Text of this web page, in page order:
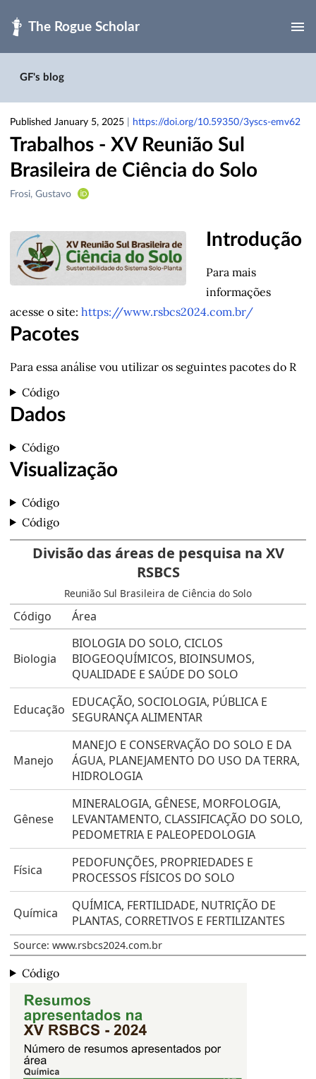
GF's blog
Published January 5, 2025 https://doi.org/10.59350/3yscs-emv62
Trabalhos - XV Reunião Sul
Brasileira de Ciência do Solo
Creators
Frosi, Gustavo
Introdução
Para mais
informações
acesse o site: https://www.rsbcs2024.com.br/
Pacotes
Para essa análise vou utilizar os seguintes pacotes do R
Código
Dados
Código
Visualização
Código
Código
Divisão das áreas de pesquisa na XV
RSBCS
Reunião Sul Brasileira de Ciência do Solo
Código Área
Biologia
BIOLOGIA DO SOLO, CICLOS
BIOGEOQUÍMICOS, BIOINSUMOS,
QUALIDADE E SAÚDE DO SOLO
Educação EDUCAÇÃO, SOCIOLOGIA, PÚBLICA E
SEGURANÇA ALIMENTAR
Manejo
MANEJO E CONSERVAÇÃO DO SOLO E DA
ÁGUA, PLANEJAMENTO DO USO DA TERRA,
HIDROLOGIA
Gênese
MINERALOGIA, GÊNESE, MORFOLOGIA,
LEVANTAMENTO, CLASSIFICAÇÃO DO SOLO,
PEDOMETRIA E PALEOPEDOLOGIA
Física
PEDOFUNÇÕES, PROPRIEDADES E
PROCESSOS FÍSICOS DO SOLO
Química
QUÍMICA, FERTILIDADE, NUTRIÇÃO DE
PLANTAS, CORRETIVOS E FERTILIZANTES
Source: www.rsbcs2024.com.br
Código